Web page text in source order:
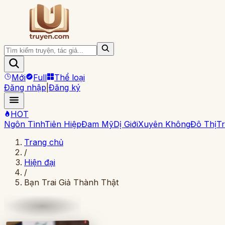
Mới Full
Thể loại
Đăng nhập Đăng ký
HOT
Ngôn TìnhTiên HiệpĐam MỹDị GiớiXuyên KhôngĐô Thị
Trang chủ
/
Hiện đại
/
Bạn Trai Giả Thành Thật